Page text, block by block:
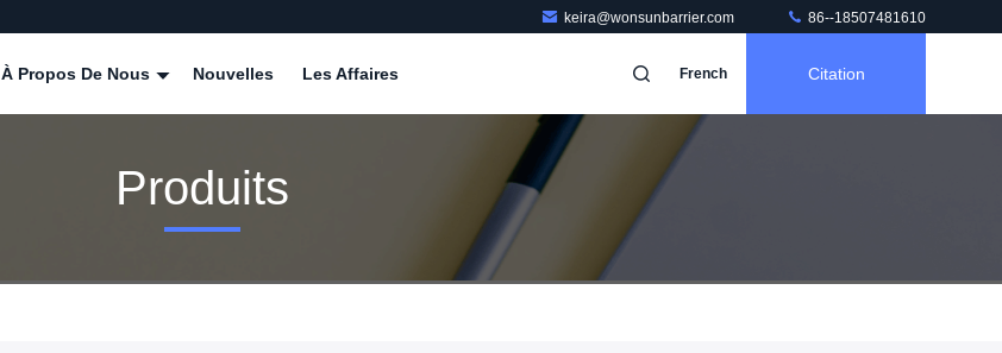
keira@wonsunbarrier.com 86--18507481610
À Propos De Nous Nouvelles Les Affaires French Citation
Produits